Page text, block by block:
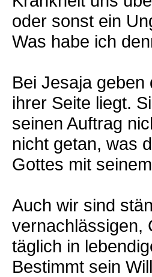
oder sonst ein
Was habe ich
Bei Jesaja
ihrer Seite liegt.
seinen Auftrag
nicht getan, was
Gottes mit
Auch wir sind
vernachlässigen,
täglich in
Bestimmt sein